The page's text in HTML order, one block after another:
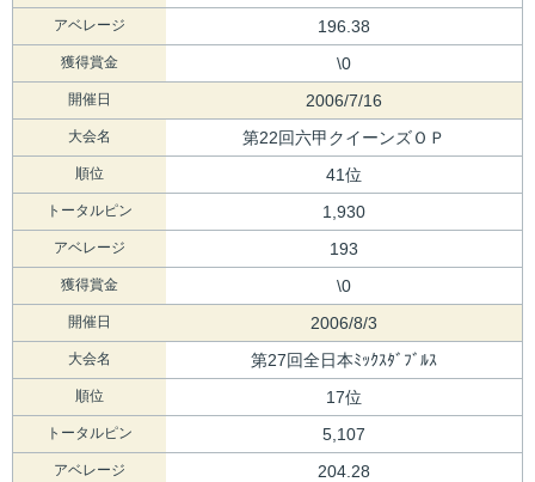
アベレージ 196.38
獲得賞金 \0
開催日 2006/7/16
大会名 第22回六甲クイーンズＯＰ
順位 41位
トータルピン 1,930
アベレージ 193
獲得賞金 \0
開催日 2006/8/3
大会名 第27回全日本ﾐｯｸｽﾀﾞﾌﾞﾙｽ
順位 17位
トータルピン 5,107
アベレージ 204.28